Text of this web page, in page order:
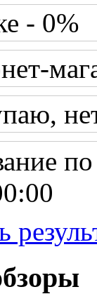
master
- 0%